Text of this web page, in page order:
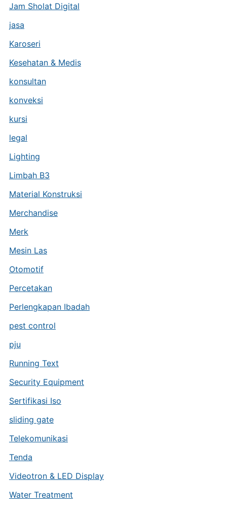
Jam Sholat Digital
jasa
Karoseri
Kesehatan & Medis
konsultan
konveksi
kursi
legal
Lighting
Limbah B3
Material Konstruksi
Merchandise
Merk
Mesin Las
Otomotif
Percetakan
Perlengkapan Ibadah
pest control
pju
Running Text
Security Equipment
Sertifikasi Iso
sliding gate
Telekomunikasi
Tenda
Videotron & LED Display
Water Treatment